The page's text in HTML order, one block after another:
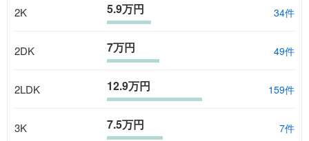
2K 5.9万円 34件
2DK 7万円 49件
2LDK 12.9万円 159件
3K 7.5万円 7件